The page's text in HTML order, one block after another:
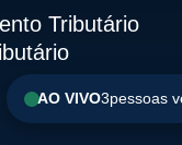
Tributário
AO VIVO3pessoas